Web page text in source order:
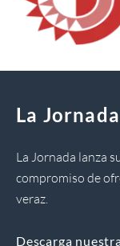
La
La Jornada lanza
compromiso de
veraz.
Descarga